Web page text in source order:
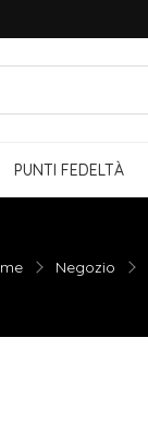
PUNTI FEDELTÀ
Negozio